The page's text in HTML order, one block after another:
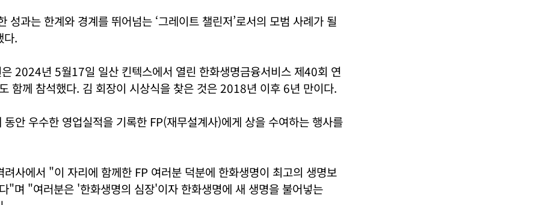
성과는 한계와 경계를 뛰어넘는 ‘그레이트 챌린저’로서의 모범 사례가 될
다.
2024년 5월17일 일산 킨텍스에서 열린 한화생명금융서비스 제40회 연
함께 참석했다. 김 회장이 시상식을 찾은 것은 2018년 이후 6년 만이다.
동안 우수한 영업실적을 기록한 FP(재무설계사)에게 상을 수여하는 행사를
려사에서 "이 자리에 함께한 FP 여러분 덕분에 한화생명이 최고의 생명보
"며 "여러분은 '한화생명의 심장'이자 한화생명에 새 생명을 불어넣는